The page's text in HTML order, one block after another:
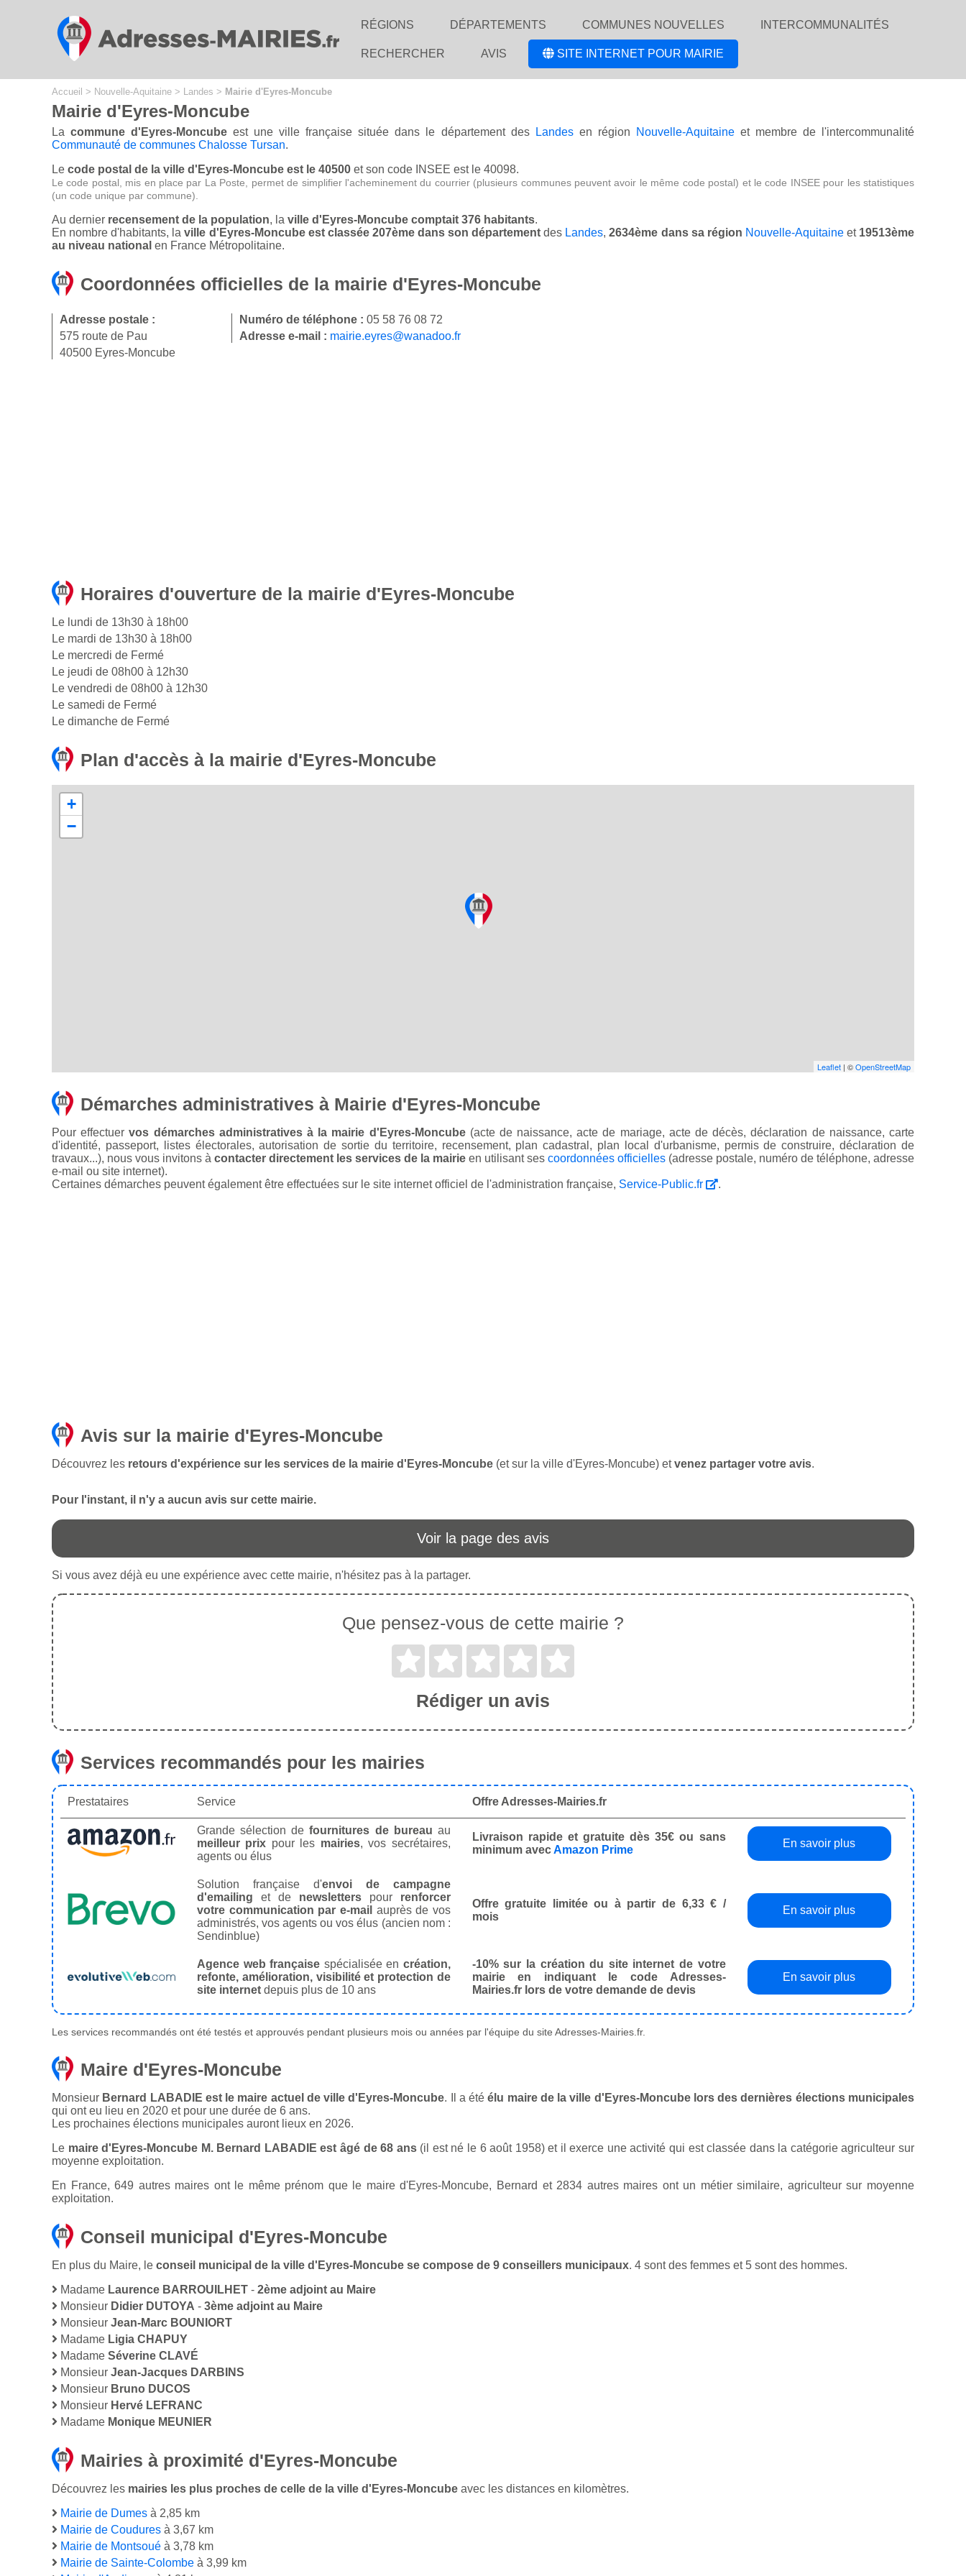
RÉGIONS DÉPARTEMENTS COMMUNES NOUVELLES INTERCOMMUNALITÉS
RECHERCHER AVIS SITE INTERNET POUR MAIRIE
Accueil > Nouvelle-Aquitaine > Landes > Mairie d'Eyres-Moncube
Mairie d'Eyres-Moncube
Lacommune d'Eyres-Moncube est une ville française située dans le département des Landesen région Nouvelle-Aquitaineet membre de l'intercommunalité
Communauté de communes Chalosse Tursan.
Le code postal de la ville d'Eyres-Moncube est le 40500 et son code INSEE est le 40098.
Le code postal, mis en place par La Poste, permet de simplifier l'acheminement du courrier (plusieurs communes peuvent avoir le même code postal) et le code INSEE pour les statistiques
(un code unique par commune).
Au dernier recensement de la population, la ville d'Eyres-Moncube comptait 376 habitants.
En nombre d'habitants, laville d'Eyres-Moncube est classée 207ème dans son département des Landes,2634ème dans sa région Nouvelle-Aquitaineet 19513ème
au niveau national en France Métropolitaine.
Coordonnées officielles de la mairie d'Eyres-Moncube
Adresse postale :
575 route de Pau
40500 Eyres-Moncube
Numéro de téléphone : 05 58 76 08 72
Adresse e-mail : mairie.eyres@wanadoo.fr
Horaires d'ouverture de la mairie d'Eyres-Moncube
Le lundi de 13h30 à 18h00
Le mardi de 13h30 à 18h00
Le mercredi de Fermé
Le jeudi de 08h00 à 12h30
Le vendredi de 08h00 à 12h30
Le samedi de Fermé
Le dimanche de Fermé
Plan d'accès à la mairie d'Eyres-Moncube
+
−
Leaflet | ©OpenStreetMap
Démarches administratives à Mairie d'Eyres-Moncube
Pour effectuervos démarches administratives à la mairie d'Eyres-Moncube(acte de naissance, acte de mariage, acte de décès, déclaration de naissance, carte
d'identité, passeport, listes électorales, autorisation de sortie du territoire, recensement, plan cadastral, plan local d'urbanisme, permis de construire, déclaration de
travaux...), nous vous invitons à contacter directement les services de la mairie en utilisant ses coordonnées officielles (adresse postale, numéro de téléphone, adresse
e-mail ou site internet).
Certaines démarches peuvent également être effectuées sur le site internet officiel de l'administration française, Service-Public.fr .
Avis sur la mairie d'Eyres-Moncube
Découvrez les retours d'expérience sur les services de la mairie d'Eyres-Moncube (et sur la ville d'Eyres-Moncube) etvenez partager votre avis.
Pour l'instant, il n'y a aucun avis sur cette mairie.
Voir la page des avis
Si vous avez déjà eu une expérience avec cette mairie, n'hésitez pas à la partager.
Que pensez-vous de cette mairie ?
Rédiger un avis
Services recommandés pour les mairies
Prestataires Service Offre Adresses-Mairies.fr
Grande sélection defournitures de bureau au
meilleur prix pour les mairies, vos secrétaires,
agents ou élus
Livraison rapide et gratuite dès 35€ ou sans
minimum avecAmazon Prime
En savoir plus
Solution française d'envoi de campagne
d'emailing et de newsletterspour renforcer
votre communication par e-mail auprès de vos
administrés, vos agents ou vos élus (ancien nom :
Sendinblue)
Offre gratuite limitée ou à partir de 6,33 € /
mois
En savoir plus
Agence web française spécialisée en création,
refonte, amélioration, visibilité et protection de
site internet depuis plus de 10 ans
-10% sur la création du site internet de votre
mairie en indiquant le code Adresses-
Mairies.fr lors de votre demande de devis
En savoir plus
Les services recommandés ont été testés et approuvés pendant plusieurs mois ou années par l'équipe du site Adresses-Mairies.fr.
Maire d'Eyres-Moncube
Monsieur Bernard LABADIE est le maire actuel de ville d'Eyres-Moncube. Il a étéélu maire de la ville d'Eyres-Moncube lors des dernières élections municipales
qui ont eu lieu en 2020 et pour une durée de 6 ans.
Les prochaines élections municipales auront lieux en 2026.
Le maire d'Eyres-Moncube M. Bernard LABADIE est âgé de 68 ans(il est né le 6 août 1958) et il exerce une activité qui est classée dans la catégorie agriculteur sur
moyenne exploitation.
En France, 649 autres maires ont le même prénom que le maire d'Eyres-Moncube, Bernard et 2834 autres maires ont un métier similaire, agriculteur sur moyenne
exploitation.
Conseil municipal d'Eyres-Moncube
En plus du Maire, le conseil municipal de la ville d'Eyres-Moncube se compose de 9 conseillers municipaux. 4 sont des femmes et 5 sont des hommes.
Madame Laurence BARROUILHET - 2ème adjoint au Maire
Monsieur Didier DUTOYA - 3ème adjoint au Maire
Monsieur Jean-Marc BOUNIORT
Madame Ligia CHAPUY
Madame Séverine CLAVÉ
Monsieur Jean-Jacques DARBINS
Monsieur Bruno DUCOS
Monsieur Hervé LEFRANC
Madame Monique MEUNIER
Mairies à proximité d'Eyres-Moncube
Découvrez les mairies les plus proches de celle de la ville d'Eyres-Moncube avec les distances en kilomètres.
Mairie de Dumes à 2,85 km
Mairie de Coudures à 3,67 km
Mairie de Montsoué à 3,78 km
Mairie de Sainte-Colombe à 3,99 km